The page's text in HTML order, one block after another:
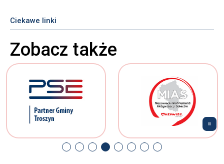
Ciekawe linki
Zobacz także